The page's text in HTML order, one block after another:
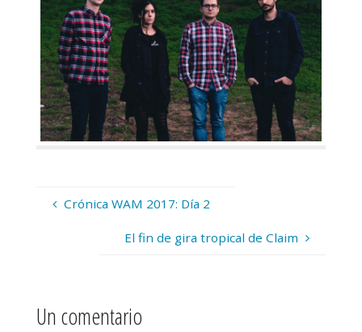
Crónica WAM 2017: Día 2
El fin de gira tropical de Claim
Un comentario